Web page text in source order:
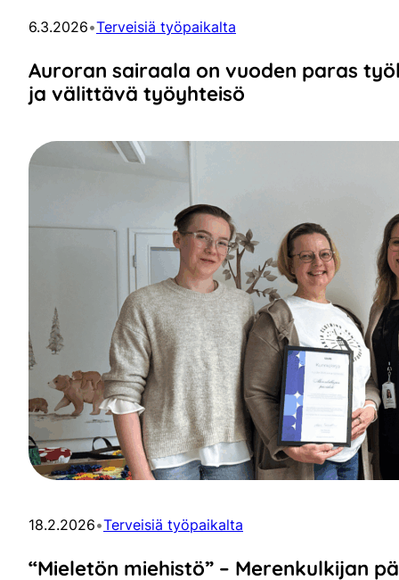
6.3.2026•Terveisiä työpaikalta
Auroran sairaala on vuoden paras
ja välittävä työyhteisö
18.2.2026•Terveisiä työpaikalta
“Mieletön miehistö” – Merenkulkijan